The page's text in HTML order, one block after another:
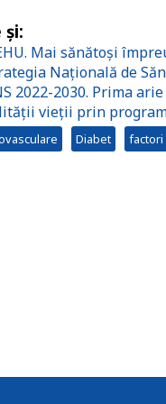
şi:
Mai sănătoși
Națională de
2022-2030. Prima
vieții prin
Diabet factori